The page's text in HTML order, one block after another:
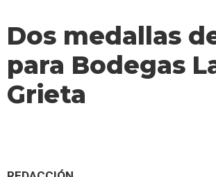
Dos medallas
para Bodegas
Grieta